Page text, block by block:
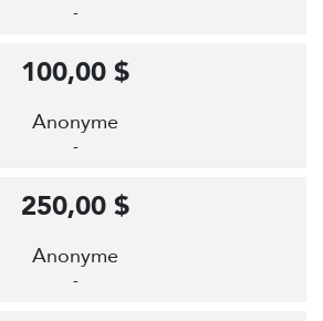
-
Anonyme
-
100,00 $
Anonyme
-
250,00 $